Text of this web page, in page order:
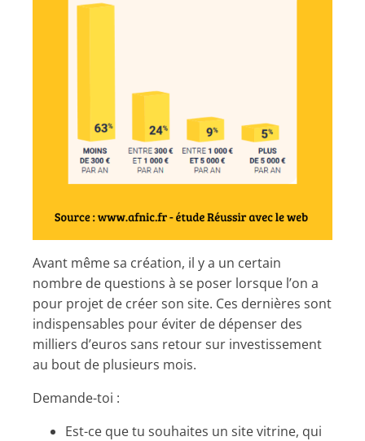
Avant même sa création, il y a un certain
nombre de questions à se poser lorsque l’on a
pour projet de créer son site. Ces dernières sont
indispensables pour éviter de dépenser des
milliers d’euros sans retour sur investissement
au bout de plusieurs mois.
Demande-toi :
Est-ce que tu souhaites un site vitrine, qui